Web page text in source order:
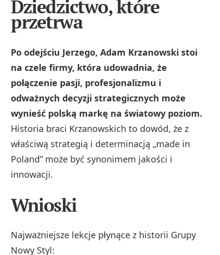
Dziedzictwo, które
przetrwa
Po odejściu Jerzego, Adam Krzanowski stoi
na czele firmy, która udowadnia, że
połączenie pasji, profesjonalizmu i
odważnych decyzji strategicznych może
wynieść polską markę na światowy poziom.
Historia braci Krzanowskich to dowód, że z
właściwą strategią i determinacją „made in
Poland” może być synonimem jakości i
innowacji.
Wnioski
Najważniejsze lekcje płynące z historii Grupy
Nowy Styl: